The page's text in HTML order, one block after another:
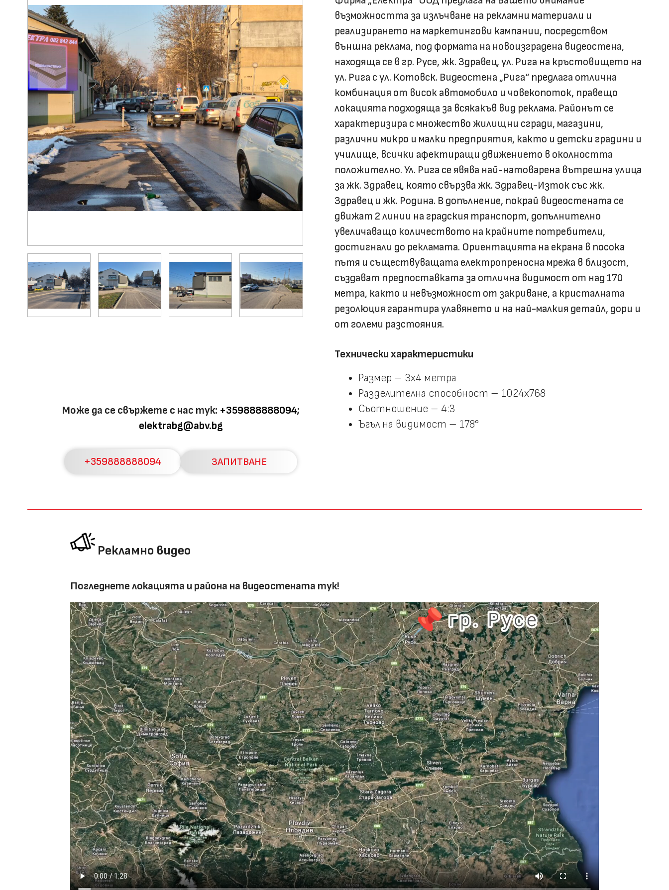
Може да се свържете с нас тук: +359888888094;
elektrabg@abv.bg
+359888888094 ЗАПИТВАНЕ
възможността за излъчване на рекламни материали и
реализирането на маркетингови кампании, посредством
външна реклама, под формата на новоизградена видеостена,
находяща се в гр. Русе, жк. Здравец, ул. Рига на кръстовището на
ул. Рига с ул. Котовск. Видеостена „Рига“ предлага отлична
комбинация от висок автомобило и човекопоток, правещо
локацията подходяща за всякакъв вид реклама. Районът се
характеризира с множество жилищни сгради, магазини,
различни микро и малки предприятия, както и детски градини и
училище, всички афектиращи движението в околността
положително. Ул. Рига се явява най-натоварена вътрешна улица
за жк. Здравец, която свързва жк. Здравец-Изток със жк.
Здравец и жк. Родина. В допълнение, покрай видеостената се
движат 2 линии на градския транспорт, допълнително
увеличаващо количеството на крайните потребители,
достигнали до рекламата. Ориентацията на екрана в посока
пътя и съществуващата електропреносна мрежа в близост,
създават предпоставката за отлична видимост от над 170
метра, както и невъзможност от закриване, а кристалната
резолюция гарантира улавянето и на най-малкия детайл, дори и
от големи разстояния.
Технически характеристики
Размер – 3х4 метра
Разделителна способност – 1024х768
Съотношение – 4:3
Ъгъл на видимост – 178°
Рекламно видео
Погледнете локацията и района на видеостената тук!